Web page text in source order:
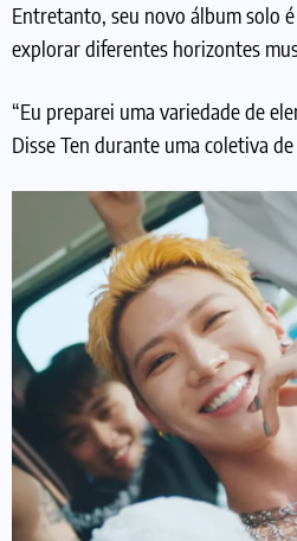
Entretanto, seu novo álbum solo
explorar diferentes horizontes
“Eu preparei uma variedade de
Disse Ten durante uma coletiva